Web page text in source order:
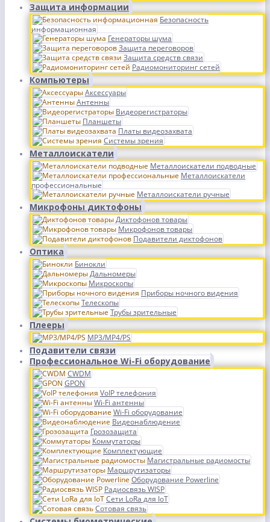
Защита информации
Безопасность
информационная
Генераторы шума
Защита переговоров
Защита средств связи
Радиомониторинг сетей
Компьютеры
Аксессуары
Антенны
Видеорегистраторы
Планшеты
Платы видеозахвата
Системы зрения
Металлоискатели
Металлоискатели подводные
Металлоискатели
профессиональные
Металлоискатели ручные
Микрофоны диктофоны
Диктофонов товары
Микрофонов товары
Подавители диктофонов
Оптика
Бинокли
Дальномеры
Микроскопы
Приборы ночного видения
Телескопы
Трубы зрительные
Плееры
MP3/MP4/PS
Подавители связи
Профессиональное Wi-Fi оборудование
CWDM
GPON
VoIP телефония
Wi-Fi антенны
Wi-Fi оборудование
Видеонаблюдение
Грозозащита
Коммутаторы
Комплектующие
Магистральные радиомосты
Маршрутизаторы
Оборудование Powerline
Радиосвязь WISP
Сети LoRa для IoT
Сотовая связь